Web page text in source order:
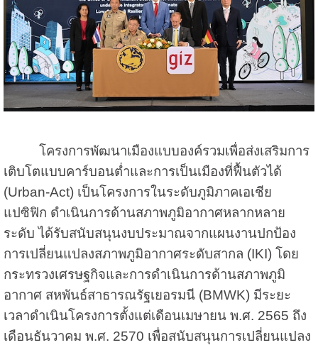
โครงการพัฒนาเมืองแบบองค์รวมเพื่อส่งเสริมการ
เติบโตแบบคาร์บอนต่ำและการเป็นเมืองที่ฟื้นตัวได้
(Urban-Act) เป็นโครงการในระดับภูมิภาคเอเชีย
แปซิฟิก ดำเนินการด้านสภาพภูมิอากาศหลากหลาย
ระดับ ได้รับสนับสนุนงบประมาณจากแผนงานปกป้อง
การเปลี่ยนแปลงสภาพภูมิอากาศระดับสากล (IKI) โดย
กระทรวงเศรษฐกิจและการดำเนินการด้านสภาพภูมิ
อากาศ สหพันธ์สาธารณรัฐเยอรมนี (BMWK) มีระยะ
เวลาดำเนินโครงการตั้งแต่เดือนเมษายน พ.ศ. 2565 ถึง
เดือนธันวาคม พ.ศ. 2570 เพื่อสนับสนุนการเปลี่ยนแปลง